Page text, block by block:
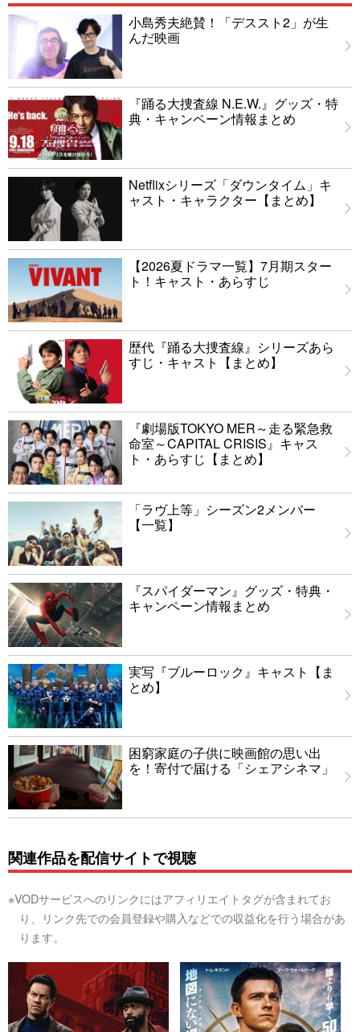
小島秀夫絶賛！「デススト2」が生
んだ映画
『踊る大捜査線 N.E.W.』グッズ・特
典・キャンペーン情報まとめ
Netflixシリーズ「ダウンタイム」キ
ャスト・キャラクター【まとめ】
【2026夏ドラマ一覧】7月期スター
ト！キャスト・あらすじ
歴代『踊る大捜査線』シリーズあら
すじ・キャスト【まとめ】
『劇場版TOKYO MER～走る緊急救
命室～CAPITAL CRISIS』キャス
ト・あらすじ【まとめ】
「ラヴ上等」シーズン2メンバー
【一覧】
『スパイダーマン』グッズ・特典・
キャンペーン情報まとめ
実写『ブルーロック』キャスト【ま
とめ】
困窮家庭の子供に映画館の思い出
を！寄付で届ける「シェアシネマ」
関連作品を配信サイトで視聴
※VODサービスへのリンクにはアフィリエイトタグが含まれてお
り、リンク先での会員登録や購入などでの収益化を行う場合があ
ります。